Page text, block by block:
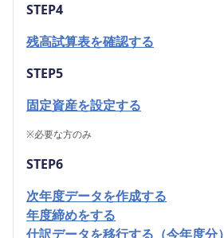
STEP4
残高試算表を確認する
STEP5
固定資産を設定する
※必要な方のみ
STEP6
次年度データを作成する
年度締めをする
仕訳データを移行する（今年度分）